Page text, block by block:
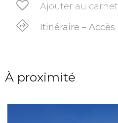
Ajouter au carnet
Itinéraire – Accès
À proximité